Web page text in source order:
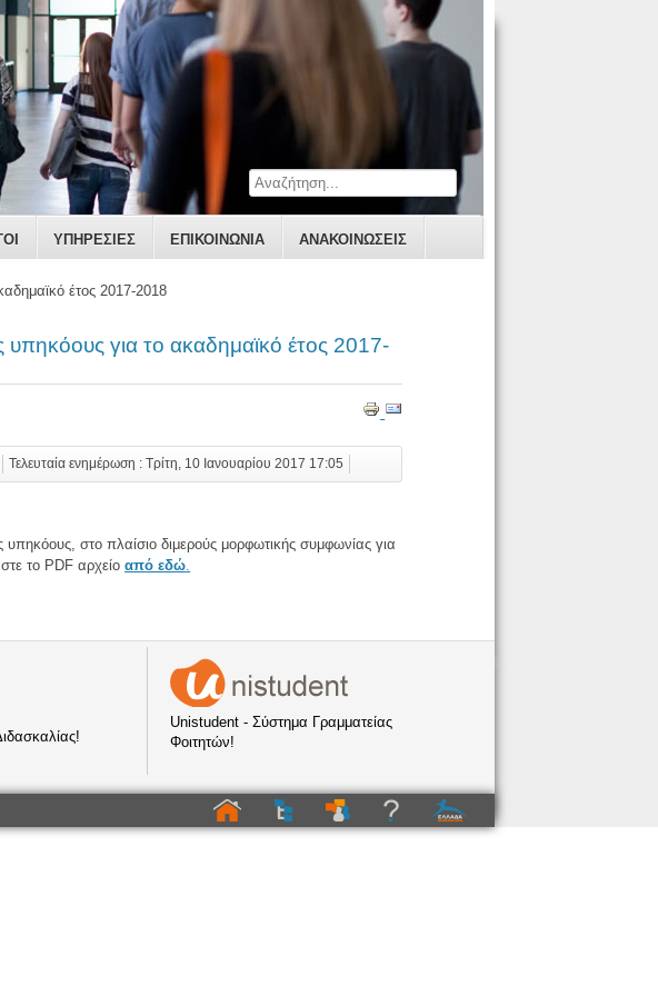
ΥΠΗΡΕΣΙΕΣ ΕΠΙΚΟΙΝΩΝΊΑ ΑΝΑΚΟΙΝΩΣΕΙΣ
έτος 2017-2018
για το ακαδημαϊκό έτος 2017-
Τελευταία ενημέρωση : Τρίτη, 10 Ιανουαρίου 2017 17:05
υπηκόους, στο πλαίσιο διμερούς μορφωτικής συμφωνίας για
το PDF αρχείοαπό εδώ
Unistudent - Σύστημα Γραμματείας
Φοιτητών!